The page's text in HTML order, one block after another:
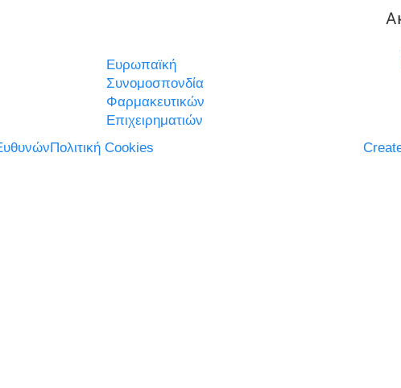
Ευρωπαϊκή
Συνομοσπονδία
Φαρμακευτικών
Επιχειρηματιών
Πολιτική Cookies